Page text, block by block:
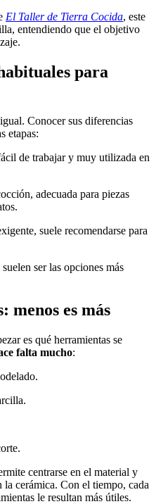
El Taller de Tierra Cocida, este
entendiendo que el objetivo
para
Conocer sus diferencias
etapas:
de trabajar y muy utilizada en
adecuada para piezas
suele recomendarse para
ser las opciones más
menos es más
es qué herramientas se
falta mucho:
centrarse en el material y
la cerámica. Con el tiempo, cada
le resultan más útiles.